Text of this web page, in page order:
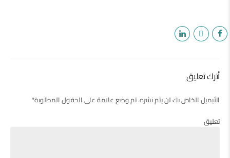
أترك تعليق
الأيميل الخاص بك لن يتم نشره. تم وضع علامة على الحقول المطلوبة*
تعليق